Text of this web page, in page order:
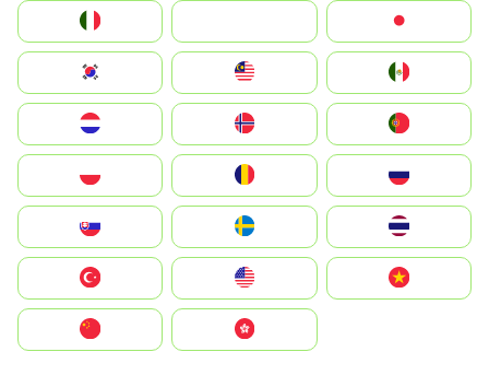
South Korea
United States
中國香港特別行政區